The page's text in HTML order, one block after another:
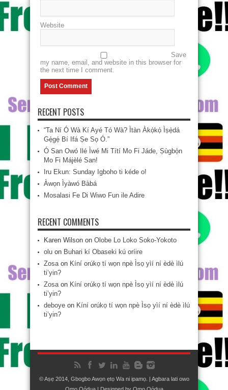
Website
Save
my name, email, and website in this browser for
the next time I comment.
RECENT POSTS
“Ta Ní Ó Wà Kí Ayé Tó Wà? Ìtàn Àkọ́kọ́ Ìṣẹ̀dá
Gẹ́gẹ́ Bí Ifá Ṣe Sọ Ó.”
Ó San Owó Ilé Ìwé Mi Títí Mo Fi Jáde, Ṣùgbọ́n
Mo Fi Májèlé San!
Iru Ekun: Sunday Igboho ti kéde o!
Àwọn Ìyàwó Bàbá
Mosalasi Fe Di Wiwo Fun ile Adire
RECENT COMMENTS
Karen Wilson on Olobe Lo Loko Soko-Yokoto
olu on Buhari kí Obaseki kú oríire
Zosa on Kíní orúkọ tí wọn npè Ìsọ yìí ní èdè ìlú
ti’yin?
Zosa on Kíní orúkọ tí wọn npè Ìsọ yìí ní èdè ìlú
ti’yin?
deboye on Kíní orúkọ tí wọn npè Ìsọ yìí ní èdè ìlú
ti’yin?
© Aṣẹ 2014, Gbogbo Awọn ẹtọ Wa ni ipamọ. | Agbara lati owo